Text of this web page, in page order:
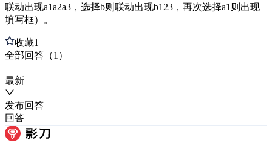
联动出现a1a2a3，选择b则联动出现b123，再次选择a1则出现
填写框）。
收藏1
全部回答 （1 ）
最新
发布回答
回答